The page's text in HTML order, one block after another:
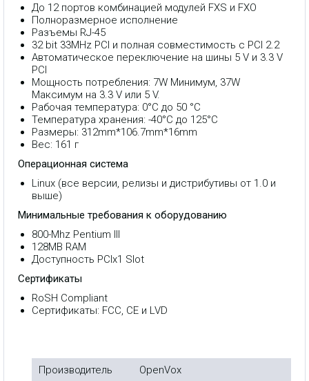
До 12 портов комбинацией модулей FXS и FXO
Полноразмерное исполнение
Разъемы RJ-45
32 bit 33MHz PCI и полная совместимость с PCI 2.2
Автоматическое переключение на шины 5 V и 3.3 V
PCI
Мощность потребления: 7W Минимум, 37W
Максимум на 3.3 V или 5 V.
Рабочая температура: 0°C до 50 °C
Температура хранения: -40°C до 125°C
Размеры: 312mm*106.7mm*16mm
Вес: 161 г
Операционная система
Linux (все версии, релизы и дистрибутивы от 1.0 и
выше)
Минимальные требования к оборудованию
800-Mhz Pentium III
128MB RAM
Доступность PCIx1 Slot
Сертификаты
RoSH Compliant
Сертификаты: FCC, CE и LVD
Производитель OpenVox